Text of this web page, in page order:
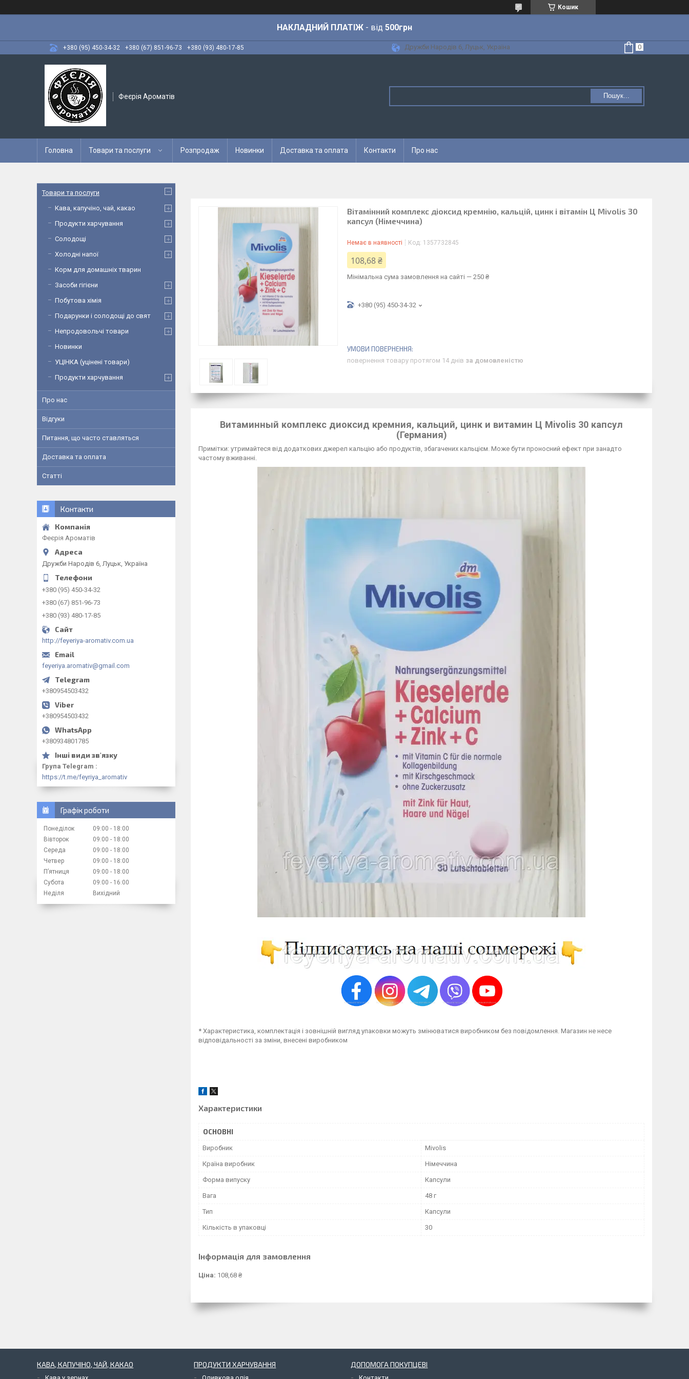
Кошик
НАКЛАДНИЙ ПЛАТІЖ - від 500грн
+380 (95) 450-34-32 +380 (67) 851-96-73 +380 (93) 480-17-85 Дружби Народів 6, Луцьк, Україна
Феєрія Ароматів Пошук...
Головна Товари та послуги Розпродаж Новинки Доставка та оплата Контакти Про нас
Вітамінний комплекс діоксид кремнію, кальцій, цинк і вітамін Ц Mivolis 30
капсул (Німеччина)
Немає в наявності Код: 1357732845
108,68 ₴
Мінімальна сума замовлення на сайті — 250 ₴
+380 (95) 450-34-32
повернення товару протягом 14 днів за домовленістю
Витаминный комплекс диоксид кремния, кальций, цинк и витамин Ц Mivolis 30 капсул
(Германия)
Примітки: утримайтеся від додаткових джерел кальцію або продуктів, збагачених кальцієм. Може бути проносний ефект при занадто
частому вживанні.
* Характеристика, комплектація і зовнішній вигляд упаковки можуть змінюватися виробником без повідомлення. Магазин не несе
відповідальності за зміни, внесені виробником
Характеристики
ОСНОВНІ
Виробник Mivolis
Країна виробник Німеччина
Форма випуску Капсули
Вага 48 г
Тип Капсули
Кількість в упаковці 30
Інформація для замовлення
Ціна: 108,68 ₴
Товари та послуги
Кава, капучіно, чай, какао
Продукти харчування
Солодощі
Холодні напої
Корм для домашніх тварин
Засоби гігієни
Побутова хімія
Подарунки і солодощі до свят
Непродовольчі товари
Новинки
УЦІНКА (уцінені товари)
Продукти харчування
Про нас
Відгуки
Питання, що часто ставляться
Доставка та оплата
Статті
Контакти
Феєрія Ароматів
Дружби Народів 6, Луцьк, Україна
+380 (95) 450-34-32
+380 (67) 851-96-73
+380 (93) 480-17-85
http://feyeriya-aromativ.com.ua
feyeriya.aromativ@gmail.com
+380954503432
+380954503432
+380934801785
Група Telegram
https://t.me/feyriya_aromativ
Графік роботи
Понеділок 09:00
18:00
Вівторок
09:00
18:00
Середа
09:00
18:00
Четвер
09:00
18:00
Пʼятниця
09:00
18:00
Субота
09:00
16:00
Неділя
Вихідний
КАВА, КАПУЧІНО, ЧАЙ, КАКАО ПРОДУКТИ ХАРЧУВАННЯ ДОПОМОГА ПОКУПЦЕВІ